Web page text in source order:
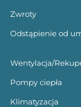
Zwroty
Odstąpienie od
Wentylacja/
Pompy ciepła
Klimatyzacja